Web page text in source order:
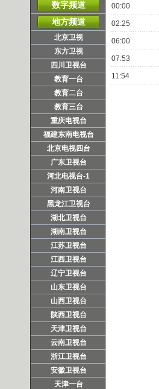
数字频道
地方频道
北京卫视
东方卫视
四川卫视台
教育一台
教育二台
教育三台
重庆电视台
福建东南电视台
北京电视四台
广东卫视台
河北电视台-1
河南卫视台
黑龙江卫视台
湖北卫视台
湖南卫视台
江苏卫视台
江西卫视台
辽宁卫视台
山东卫视台
山西卫视台
陕西卫视台
天津卫视台
云南卫视台
浙江卫视台
安徽卫视台
天津一台
00:00
02:25
06:00
07:53
11:54